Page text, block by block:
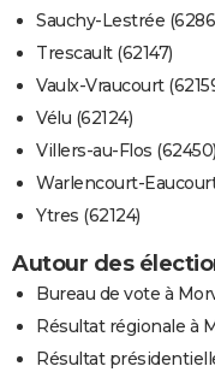
Sauchy-Lestrée
Trescault (62147)
Vaulx-Vraucourt
Vélu (62124)
Villers-au-Flos (62450)
Warlencourt-
Ytres (62124)
Autour des
Bureau de vote à
Résultat régionale à
Résultat